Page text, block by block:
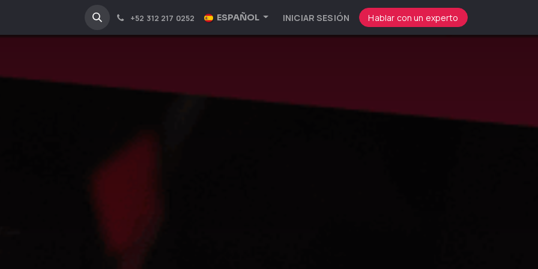
INDUSTRIAS +52 312 217 0252 ESPAÑOL INICIAR SESIÓN Hablar con un experto